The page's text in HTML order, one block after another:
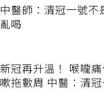
中醫師：清冠一號不
亂喝
新冠再升溫！ 喉嚨
嗽拖數周 中醫：清